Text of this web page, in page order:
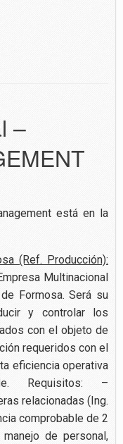
–
está en la
(Ref. Producción):
Multinacional
Formosa. Será su
y controlar los
con el objeto de
requeridos con el
eficiencia operativa
Requisitos: –
relacionadas (Ing.
comprobable de 2
de personal,